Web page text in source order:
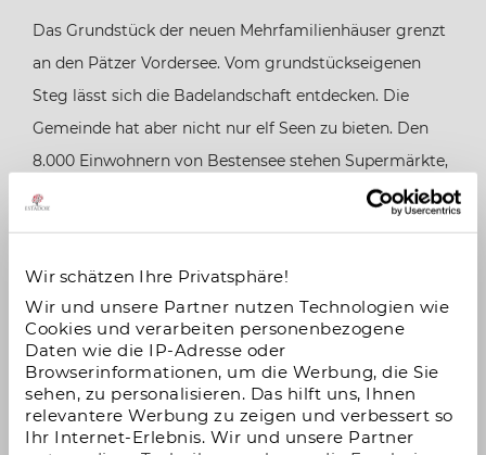
Wir schätzen Ihre Privatsphäre!
Wir und unsere Partner nutzen Technologien wie
Cookies und verarbeiten personenbezogene
Daten wie die IP-Adresse oder
Browserinformationen, um die Werbung, die Sie
sehen, zu personalisieren. Das hilft uns, Ihnen
relevantere Werbung zu zeigen und verbessert so
Ihr Internet-Erlebnis. Wir und unsere Partner
Das Grundstück der neuen Mehrfamilienhäuser grenzt
an den Pätzer Vordersee. Vom grundstückseigenen
Steg lässt sich die Badelandschaft entdecken. Die
Gemeinde hat aber nicht nur elf Seen zu bieten. Den
8.000 Einwohnern von Bestensee stehen Supermärkte,
Bäckereien und einige Gaststätten zur Verfügung.
komplettieren die Infrastruktur.
Kapitalanlage mit KfW-Förderdarlehen
Entscheidend für die Förderung durch die KfW ist die
energetische Qualität der Immobilie. Ein KfW-
Effizienzhaus 100 entspricht den Vorgaben der EnEV.